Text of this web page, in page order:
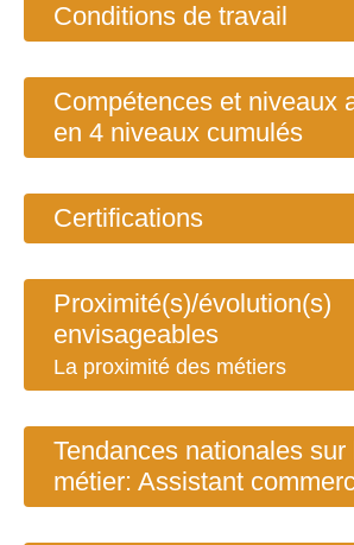
Conditions de travail
Compétences et niveaux
en 4 niveaux cumulés
Certifications
Proximité(s)/évolution(s)
envisageables
La proximité des métiers
Tendances nationales sur
métier: Assistant